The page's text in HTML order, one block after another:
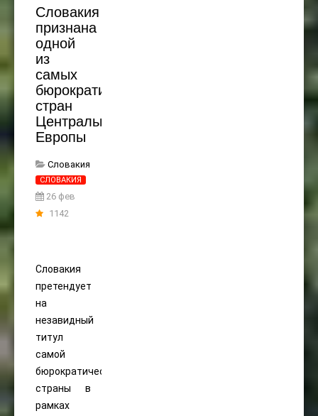
Словакия
признана
одной
из
самых
бюрократичных
стран
Центральной
Европы
Словакия
СЛОВАКИЯ
26 фев
1142
Словакия
претендует
на
незавидный
титул
самой
бюрократической
страны в
рамках